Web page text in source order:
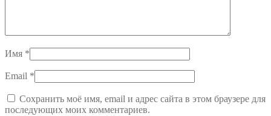
Имя *
Email *
Сохранить моё имя, email и адрес сайта в этом браузере для
последующих моих комментариев.